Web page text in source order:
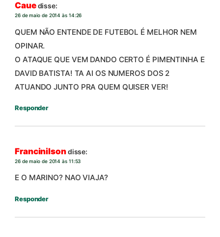
Cauedisse:
26 de maio de 2014 às 14:26
QUEM NÃO ENTENDE DE FUTEBOL É MELHOR NEM
OPINAR.
O ATAQUE QUE VEM DANDO CERTO É PIMENTINHA E
DAVID BATISTA! TA AI OS NUMEROS DOS 2
ATUANDO JUNTO PRA QUEM QUISER VER!
Responder
Francinilsondisse:
26 de maio de 2014 às 11:53
E O MARINO? NAO VIAJA?
Responder